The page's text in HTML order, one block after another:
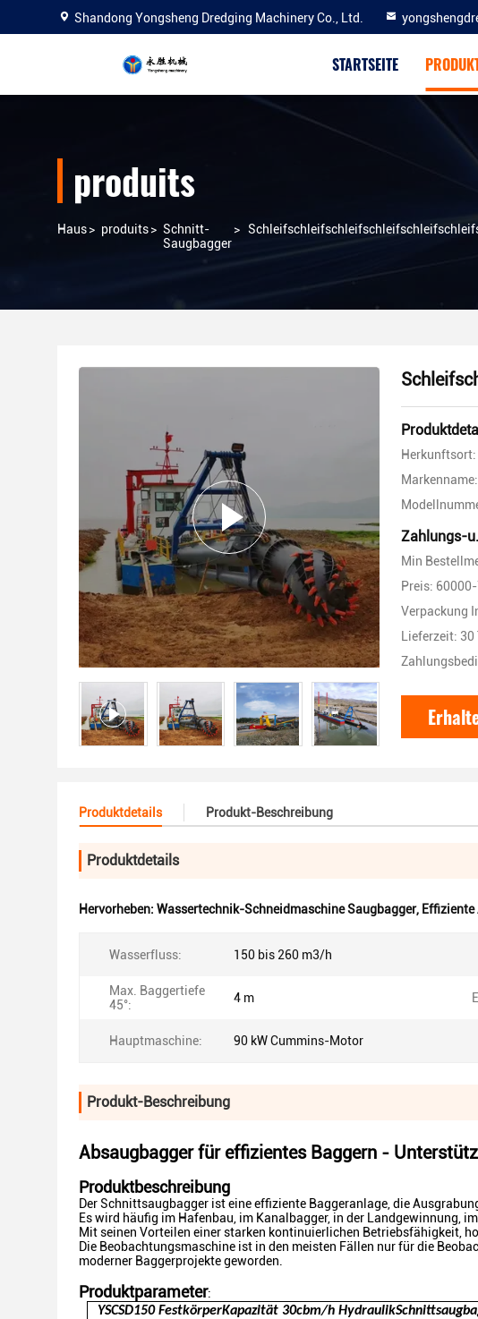
Shandong Yongsheng Dredging Machinery Co., Ltd.
STARTSEITE
produits
Haus> produits> Schnitt-
Saugbagger
>
Zahlungs-
Min
Preis:
Verpackung
Lieferzeit: 30
Produktdetails Produkt-Beschreibung
Produktdetails
Hervorheben: Wassertechnik-Schneidmaschine Saugbagger,
Wasserfluss: 150 bis 260 m3/h
Max. Baggertiefe
45°:
4 m
Hauptmaschine: 90 kW Cummins-Motor
Produkt-Beschreibung
Absaugbagger für effizientes Baggern -
Produktbeschreibung
Der Schnittsaugbagger ist eine effiziente Baggeranlage, die
Es wird häufig im Hafenbau, im Kanalbagger, in der Landgewinnung,
Mit seinen Vorteilen einer starken kontinuierlichen Betriebsfähigkeit,
Die Beobachtungsmaschine ist in den meisten Fällen nur für die
moderner Baggerprojekte geworden.
Produktparameter:
YSCSD150 FestkörperKapazität 30cbm/h Hydraulik